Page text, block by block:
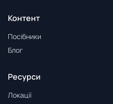
Контент
Посібники
Блог
Ресурси
Локації